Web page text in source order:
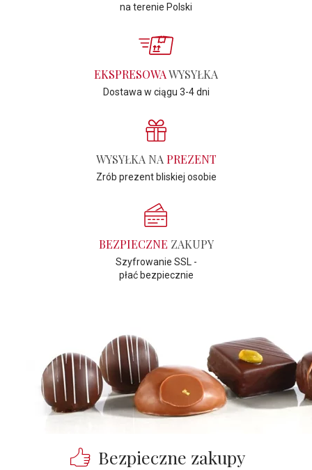
na terenie Polski
EKSPRESOWAWYSYŁKA
Dostawa w ciągu 3-4 dni
WYSYŁKA NA PREZENT
Zrób prezent bliskiej osobie
BEZPIECZNE ZAKUPY
Szyfrowanie SSL -
płać bezpiecznie
Bezpieczne zakupy